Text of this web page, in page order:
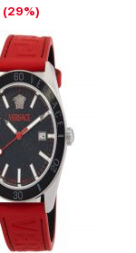
(29%)